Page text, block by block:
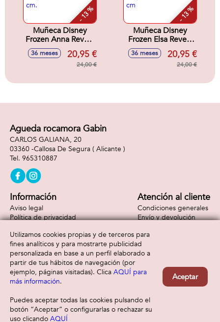
- 13 %
Muñeca Disney
Frozen Anna Reveal
Con Accesorio
Sorpresa 33x18x8
36 meses 20,95 €
24,00 €
- 13 %
Muñeca Disney
Frozen Elsa Reveal
con Accesorio
Sorpresa. 33x18x8
36 meses 20,95 €
24,00 €
Agueda rocamora Gabin
CARLOS GALIANA, 20
03360 -Callosa De Segura ( Alicante )
965310887
Información
Aviso legal
Política de privacidad
Atención al cliente
Condiciones generales
Envío y devolución
Formas de pago
Utilizamos cookies propias y de terceros para
fines analíticos y para mostrarte publicidad
personalizada en base a un perfil elaborado a
partir de tus hábitos de navegación (por
ejemplo, páginas visitadas). Clica AQUÍ para
más información.
Puedes aceptar todas las cookies pulsando el
botón “Aceptar” o configurarlas o rechazar su
uso clicando AQUÍ
Aceptar